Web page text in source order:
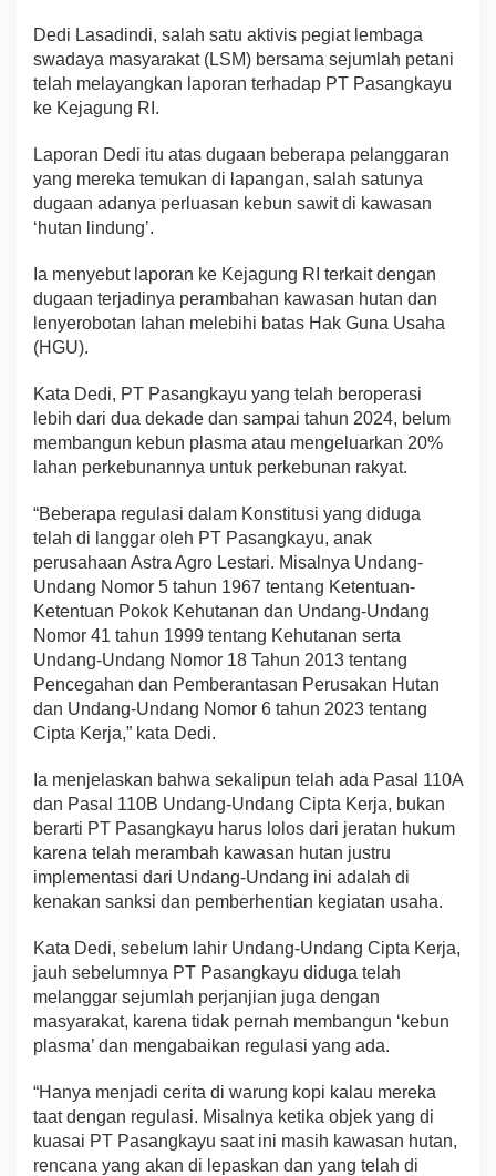
Dedi Lasadindi, salah satu aktivis pegiat lembaga
swadaya masyarakat (LSM) bersama sejumlah petani
telah melayangkan laporan terhadap PT Pasangkayu
ke Kejagung RI.
Laporan Dedi itu atas dugaan beberapa pelanggaran
yang mereka temukan di lapangan, salah satunya
dugaan adanya perluasan kebun sawit di kawasan
‘hutan lindung’.
Ia menyebut laporan ke Kejagung RI terkait dengan
dugaan terjadinya perambahan kawasan hutan dan
lenyerobotan lahan melebihi batas Hak Guna Usaha
(HGU).
Kata Dedi, PT Pasangkayu yang telah beroperasi
lebih dari dua dekade dan sampai tahun 2024, belum
membangun kebun plasma atau mengeluarkan 20%
lahan perkebunannya untuk perkebunan rakyat.
“Beberapa regulasi dalam Konstitusi yang diduga
telah di langgar oleh PT Pasangkayu, anak
perusahaan Astra Agro Lestari. Misalnya Undang-
Undang Nomor 5 tahun 1967 tentang Ketentuan-
Ketentuan Pokok Kehutanan dan Undang-Undang
Nomor 41 tahun 1999 tentang Kehutanan serta
Undang-Undang Nomor 18 Tahun 2013 tentang
Pencegahan dan Pemberantasan Perusakan Hutan
dan Undang-Undang Nomor 6 tahun 2023 tentang
Cipta Kerja,” kata Dedi.
Ia menjelaskan bahwa sekalipun telah ada Pasal 110A
dan Pasal 110B Undang-Undang Cipta Kerja, bukan
berarti PT Pasangkayu harus lolos dari jeratan hukum
karena telah merambah kawasan hutan justru
implementasi dari Undang-Undang ini adalah di
kenakan sanksi dan pemberhentian kegiatan usaha.
Kata Dedi, sebelum lahir Undang-Undang Cipta Kerja,
jauh sebelumnya PT Pasangkayu diduga telah
melanggar sejumlah perjanjian juga dengan
masyarakat, karena tidak pernah membangun ‘kebun
plasma’ dan mengabaikan regulasi yang ada.
“Hanya menjadi cerita di warung kopi kalau mereka
taat dengan regulasi. Misalnya ketika objek yang di
kuasai PT Pasangkayu saat ini masih kawasan hutan,
rencana yang akan di lepaskan dan yang telah di